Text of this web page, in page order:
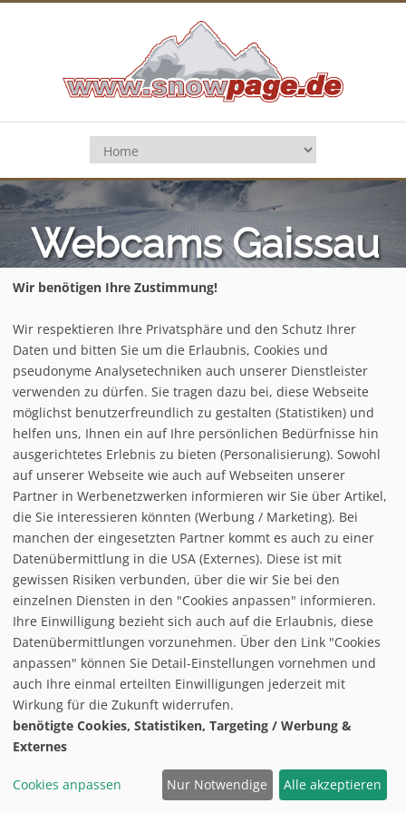
Webcams Gaissau
- Hintersee
Home / Österreich / Salzburger Land /
Gaissau - Hintersee / Webcams
follow us on facebook
Home
Datenschutzerklärung
Impressum
© baxxstage 2021
Cookie Management
Wir benötigen Ihre Zustimmung!
Wir respektieren Ihre Privatsphäre und den Schutz Ihrer
Daten und bitten Sie um die Erlaubnis, Cookies und
pseudonyme Analysetechniken auch unserer Dienstleister
verwenden zu dürfen. Sie tragen dazu bei, diese Webseite
möglichst benutzerfreundlich zu gestalten (Statistiken) und
helfen uns, Ihnen ein auf Ihre persönlichen Bedürfnisse hin
ausgerichtetes Erlebnis zu bieten (Personalisierung). Sowohl
auf unserer Webseite wie auch auf Webseiten unserer
Partner in Werbenetzwerken informieren wir Sie über Artikel,
die Sie interessieren könnten (Werbung / Marketing). Bei
manchen der eingesetzten Partner kommt es auch zu einer
Datenübermittlung in die USA (Externes). Diese ist mit
gewissen Risiken verbunden, über die wir Sie bei den
einzelnen Diensten in den "Cookies anpassen" informieren.
Ihre Einwilligung bezieht sich auch auf die Erlaubnis, diese
Datenübermittlungen vorzunehmen. Über den Link "Cookies
anpassen" können Sie Detail-Einstellungen vornehmen und
auch Ihre einmal erteilten Einwilligungen jederzeit mit
Wirkung für die Zukunft widerrufen.
benötigte Cookies, Statistiken, Targeting / Werbung &
Externes
Cookies anpassen Nur Notwendige Alle akzeptieren